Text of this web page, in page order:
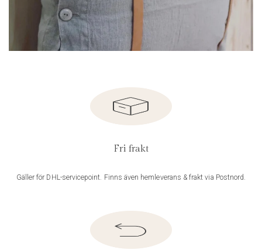
Fri frakt
Gäller för DHL-servicepoint. Finns även hemleverans & frakt via Postnord.